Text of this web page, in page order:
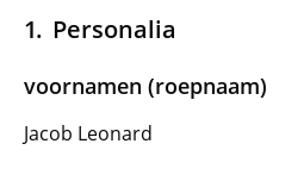
Personalia
voornamen (roepnaam)
Jacob Leonard